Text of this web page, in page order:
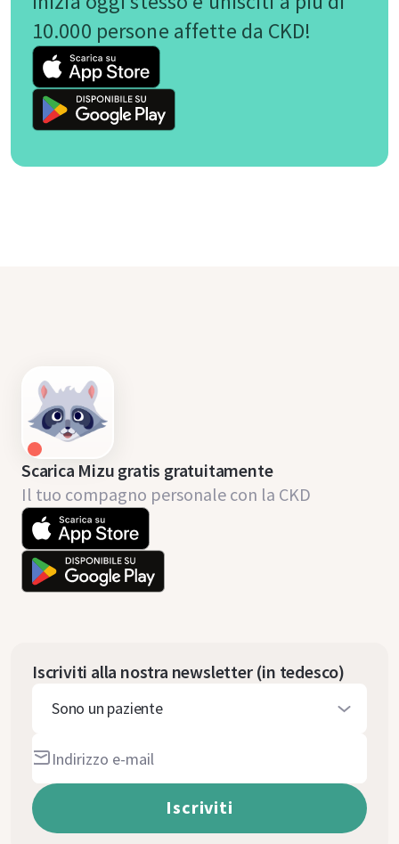
10.000 persone affette da CKD!
Scarica Mizu gratis gratuitamente
Il tuo compagno personale con la CKD
Iscriviti alla nostra newsletter (in tedesco)
Sono un paziente